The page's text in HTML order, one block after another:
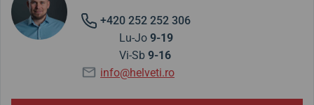
+420 252 252 306
Lu-Jo 9-19
Vi-Sb 9-16
info@helveti.ro